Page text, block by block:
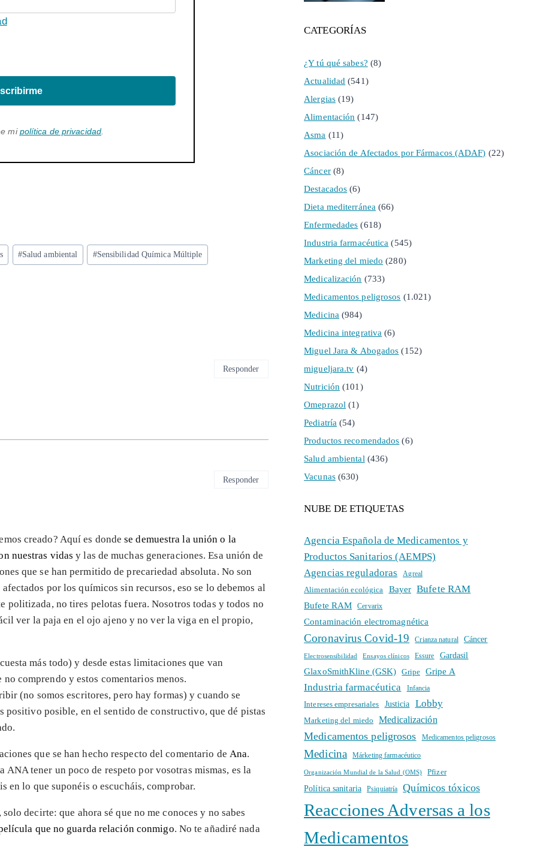
mipolítica de privacidad
#Salud ambiental #Sensibilidad Química Múltiple
Responder
creado? Aquí es dondese demuestra la unión o la
nuestras vidasy las de muchas generaciones. Esa unión de
que se han permitido de precariedad absoluta. No son
por los químicos sin recursos, eso se lo debemos al
politizada, no tires pelotas fuera. Nosotros todas y todos no
ver la paja en el ojo ajeno y no ver la viga en el propio,
más todo) y desde estas limitaciones que van
comprendo y estos comentarios menos.
(no somos escritores, pero hay formas) y cuando se
positivo posible, en el sentido de constructivo, que dé pistas
que se han hecho respecto del comentario de Ana.
tener un poco de respeto por vosotras mismas, es la
en lo que suponéis o escucháis, comprobar.
decirte: que ahora sé que no me conoces y no sabes
que no guarda relación conmigo. No te añadiré nada
Responder
CATEGORÍAS
¿Y tú qué sabes? (8)
Actualidad (541)
Alergias(19)
Alimentación (147)
Asma (11)
Asociación de Afectados por Fármacos (ADAF) (22)
Cáncer(8)
Destacados (6)
Dieta mediterránea (66)
Enfermedades (618)
Industria farmacéutica (545)
Marketing del miedo (280)
Medicalización (733)
Medicamentos peligrosos (1.021)
Medicina (984)
Medicina integrativa (6)
Miguel Jara & Abogados (152)
migueljara.tv (4)
Nutrición (101)
Omeprazol (1)
Pediatría (54)
Productos recomendados (6)
Salud ambiental (436)
Vacunas(630)
NUBE DE ETIQUETAS
Agencia Española de Medicamentos y
Productos Sanitarios (AEMPS)
Agencias reguladoras
Agreal
Alimentación ecológica Bayer Bufete RAM
Bufete RAM Cervarix
Contaminación electromagnética
Coronavirus Covid-19 Crianza natural Cáncer
Electrosensibilidad Ensayos clínicos Essure Gardasil
GlaxoSmithKline (GSK) Gripe Gripe A
Industria farmacéutica Infancia
Intereses empresariales Justicia Lobby
Marketing del miedo Medicalización
Medicamentos peligrosos Medicamentos peligrosos
Medicina Márketing farmacéutico
Organización Mundial de la Salud (OMS) Pfizer
Política sanitaria Psiquiatría Químicos tóxicos
Reacciones Adversas a los
Medicamentos